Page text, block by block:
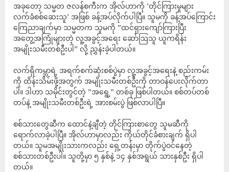
အခုတော့ သမ္မတ ဇလန်စကီးက အိုလ်ဟာကို ’တိုင်ကြားမှုများ
လက်ခံစစ်ဆေးသူ’ အဖြစ် ခန့်အပ်လိုက်ပါပြီ။ သူမကို ခန့်အပ်ကြောင်း
ကြေညာချက်မှာ သမ္မတက သူမကို ”ထင်ရှားကျော်ကြားပြီး
အတွေ့အကြုံများတဲ့ လူ့အခွင့်အရေး ဆော်ဩသူ ယူကရိန်း
အမျိုးသမီးတစ်ဦးပါ” လို့ ညွှန်းခဲ့ပါတယ်။
လက်ရှိကမ္ဘာရဲ့ အရက်စက်ဆုံးစစ်ပွဲမှာ လူ့အခွင့်အရေးနဲ့ စည်းကမ်း
ကို ထိန်းသိမ်းဖို့အတွက် အမျိုးသမီးတစ်ဦးကို တာဝန်ပေးလိုက်တာ
ပါ။ ဒါဟာ သမိုင်းတွင်တဲ့ ”အရွေ့” တစ်ခု ဖြစ်ပါတယ်။ စစ်တပ်တစ်
တပ်နဲ့ အမျိုးသမီးတစ်ဦးရဲ့ အားစမ်းပွဲ ဖြစ်လာပါပြီ။
စစ်သားတွေဆီက ထောင်နဲ့ချီတဲ့ တိုင်ကြားစာတွေ သူမဆီကို
ရောက်လာခဲ့ပါပြီ။ အိုလ်ဟာမှာလည်း ကိုယ်တိုင်ခံစားချက် ရှိပါ
တယ်။ သူမအမျိုးသားကလည်း ရှေ့တန်းမှာ တိုက်ပွဲဝင်နေတဲ့
စစ်သားတစ်ဦးပါ။ သူတို့မှာ ၅ နှစ်နဲ့ ၁၄ နှစ်အရွယ် သားနှစ်ဦး ရှိပါ
တယ်။